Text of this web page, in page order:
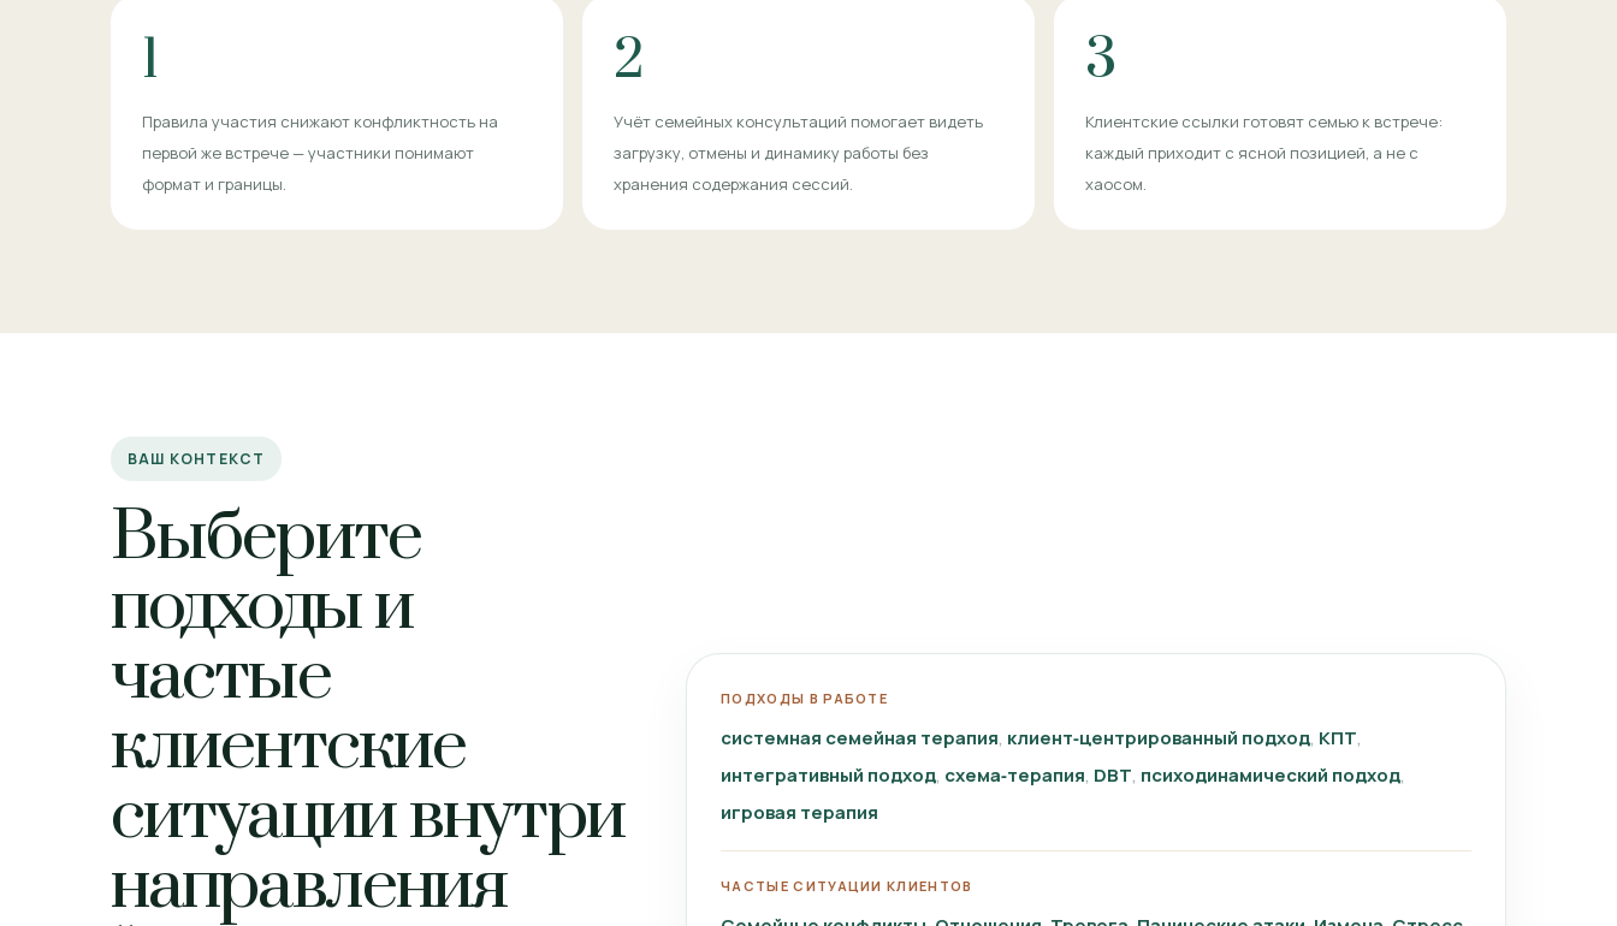
1
Правила участия снижают конфликтность на
первой же встрече — участники понимают
формат и границы.
2
Учёт семейных консультаций помогает видеть
загрузку, отмены и динамику работы без
хранения содержания сессий.
3
Клиентские ссылки готовят семью к встрече:
каждый приходит с ясной позицией, а не с
хаосом.
ВАШ КОНТЕКСТ
Выберите
подходы и
частые
клиентские
ситуации внутри
направления
ПОДХОДЫ В РАБОТЕ
системная семейная терапия клиент‑центрированный подход КПТ
интегративный подход схема‑терапия DBT психодинамический подход
игровая терапия
ЧАСТЫЕ СИТУАЦИИ КЛИЕНТОВ